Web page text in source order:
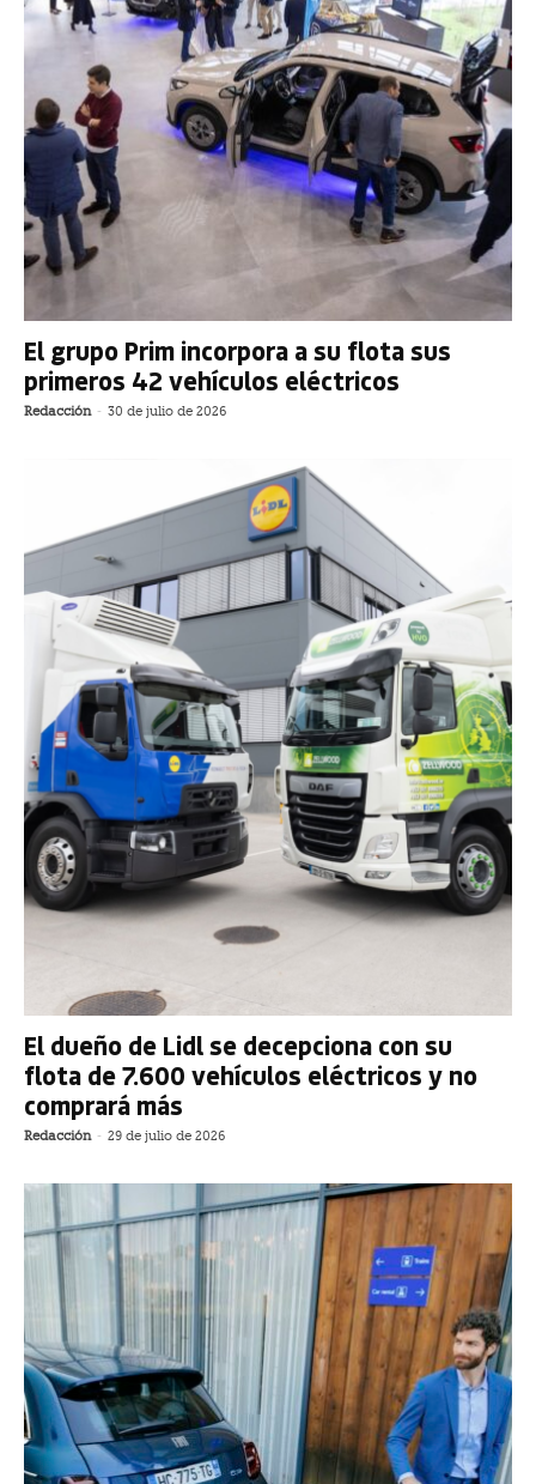
El grupo Prim incorpora a su flota sus
primeros 42 vehículos eléctricos
Redacción - 30 de julio de 2026
El dueño de Lidl se decepciona con su
flota de 7.600 vehículos eléctricos y no
comprará más
Redacción - 29 de julio de 2026